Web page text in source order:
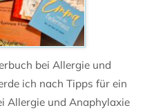
bei Allergie und
ich nach Tipps für ein
Allergie und Anaphylaxie